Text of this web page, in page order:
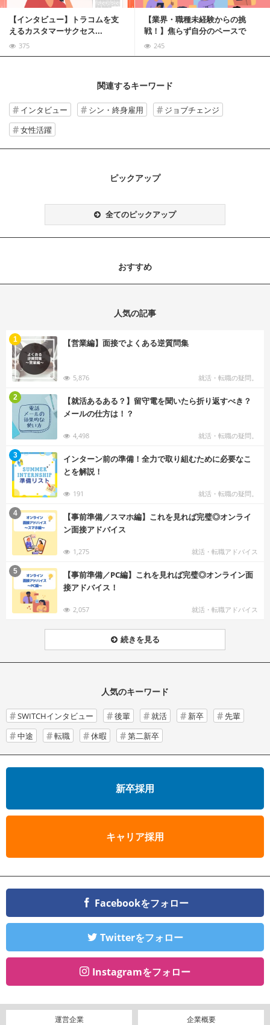
【インタビュー】トラコムを支
えるカスタマーサクセス...
375
【業界・職種未経験からの挑
戦！】焦らず自分のペースで
245
関連するキーワード
インタビュー シン・終身雇用
ジョブチェンジ
女性活躍
ピックアップ
全てのピックアップ
おすすめ
人気の記事
【営業編】面接でよくある逆質問集
5,876 就活・転職の疑問。
1
【就活あるある？】留守電を聞いたら折り返すべき？
メールの仕方は！？
4,498 就活・転職の疑問。
2
インターン前の準備！全力で取り組むために必要なこ
とを解説！
191 就活・転職の疑問。
3
【事前準備／スマホ編】これを見れば完璧◎オンライ
ン面接アドバイス
1,275 就活・転職アドバイス
4
【事前準備／PC編】これを見れば完璧◎オンライン面
接アドバイス！
2,057 就活・転職アドバイス
5
続きを見る
人気のキーワード
SWITCHインタビュー 後輩 就活 新卒
先輩
中途
転職 休暇 第二新卒
新卒採用
キャリア採用
Facebookをフォロー
Twitterをフォロー
Instagramをフォロー
運営企業 企業概要